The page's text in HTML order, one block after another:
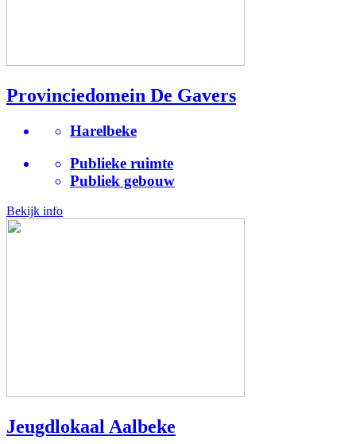
Provinciedomein De Gavers
Harelbeke
Publieke ruimte
Publiek gebouw
Bekijk info
Jeugdlokaal Aalbeke